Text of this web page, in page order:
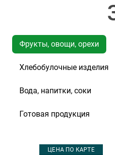
AlpenGold
Alpenland
Always
Amai Menoko
Фрукты, овощи, орехи
Хлебобулочные изделия
Вода, напитки, соки
Готовая продукция
ЦЕНА ПО КАРТЕ